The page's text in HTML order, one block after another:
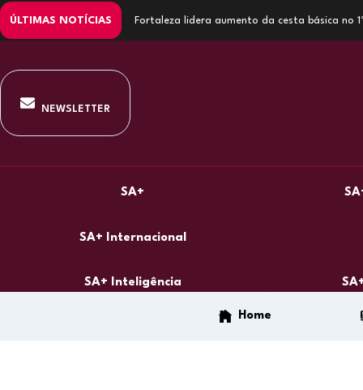
ÚLTIMAS NOTÍCIAS Fortaleza lidera aumento da cesta básica no
NEWSLETTER
SA+
SA+ Internacional
SA+ Inteligência
Home